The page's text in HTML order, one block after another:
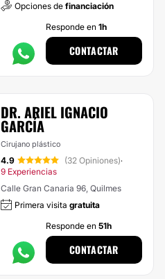
Opciones de financiación
Responde en 1h
CONTACTAR
DR. ARIEL IGNACIO
GARCÍA
Cirujano plástico
4.9 (32 Opiniones)·
9 Experiencias
Calle Gran Canaria 96, Quilmes
Primera visita gratuita
Responde en 51h
CONTACTAR